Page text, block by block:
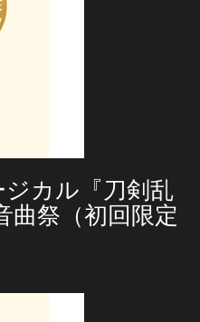
ジカル『刀剣乱
曲祭（初回限定